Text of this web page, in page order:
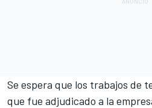
Se espera que los trabajos de
que fue adjudicado a la